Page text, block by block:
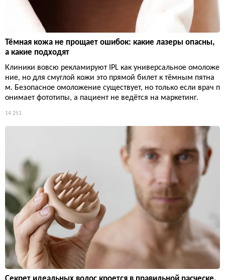
Тёмная кожа не прощает ошибок: какие лазеры опасны,
а какие подходят
Клиники вовсю рекламируют IPL как универсальное омоложе
ние, но для смуглой кожи это прямой билет к тёмным пятна
м. Безопасное омоложение существует, но только если врач п
онимает фототипы, а пациент не ведётся на маркетинг.
14 251